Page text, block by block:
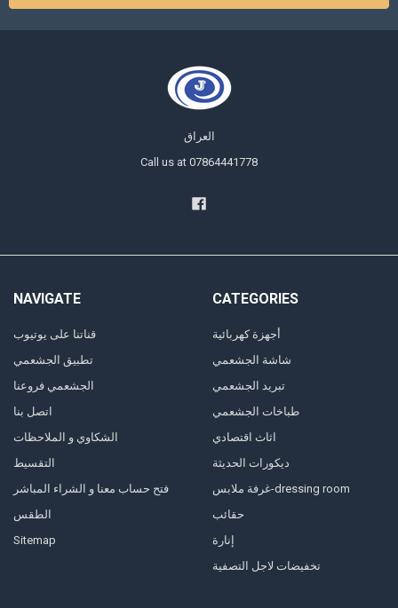
العراق
Call us at 07864441778
NAVIGATE
قناتنا على يوتيوب
تطبيق الجشعمي
الجشعمي فروعنا
اتصل بنا
الشكاوي و الملاحظات
التقسيط
فتح حساب معنا و الشراء المباشر
الطقس
Sitemap
CATEGORIES
أجهزة كهربائية
شاشة الجشعمي
تبريد الجشعمي
طباخات الجشعمي
اثاث اقتصادي
ديكورات الحديثة
غرفة ملابس-dressing room
حقائب
إنارة
تخفيضات لاجل التصفية